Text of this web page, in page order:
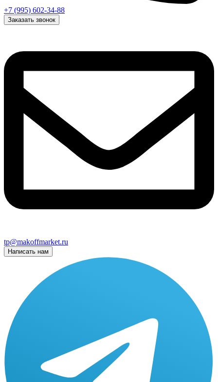
+7 (995) 602-34-88
Заказать звонок
tp@makoffmarket.ru
Написать нам